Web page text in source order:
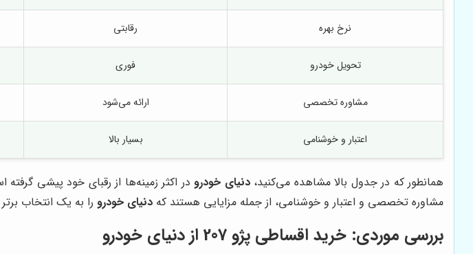
نرخ بهره رقابتی
تحویل خودرو فوری
مشاوره تخصصی ارائه می‌شود
اعتبار و خوشنامی بسیار بالا
همانطور که در جدول بالا مشاهده می‌کنید،دنیای خودرودر اکثر زمینه‌ها از رقبای خود پیشی
مشاوره تخصصی و اعتبار و خوشنامی، از جمله مزایایی هستند که دنیای خودرورا به یک انتخاب برتر
بررسی موردی: خرید اقساطی پژو 207 از دنیای خودرو